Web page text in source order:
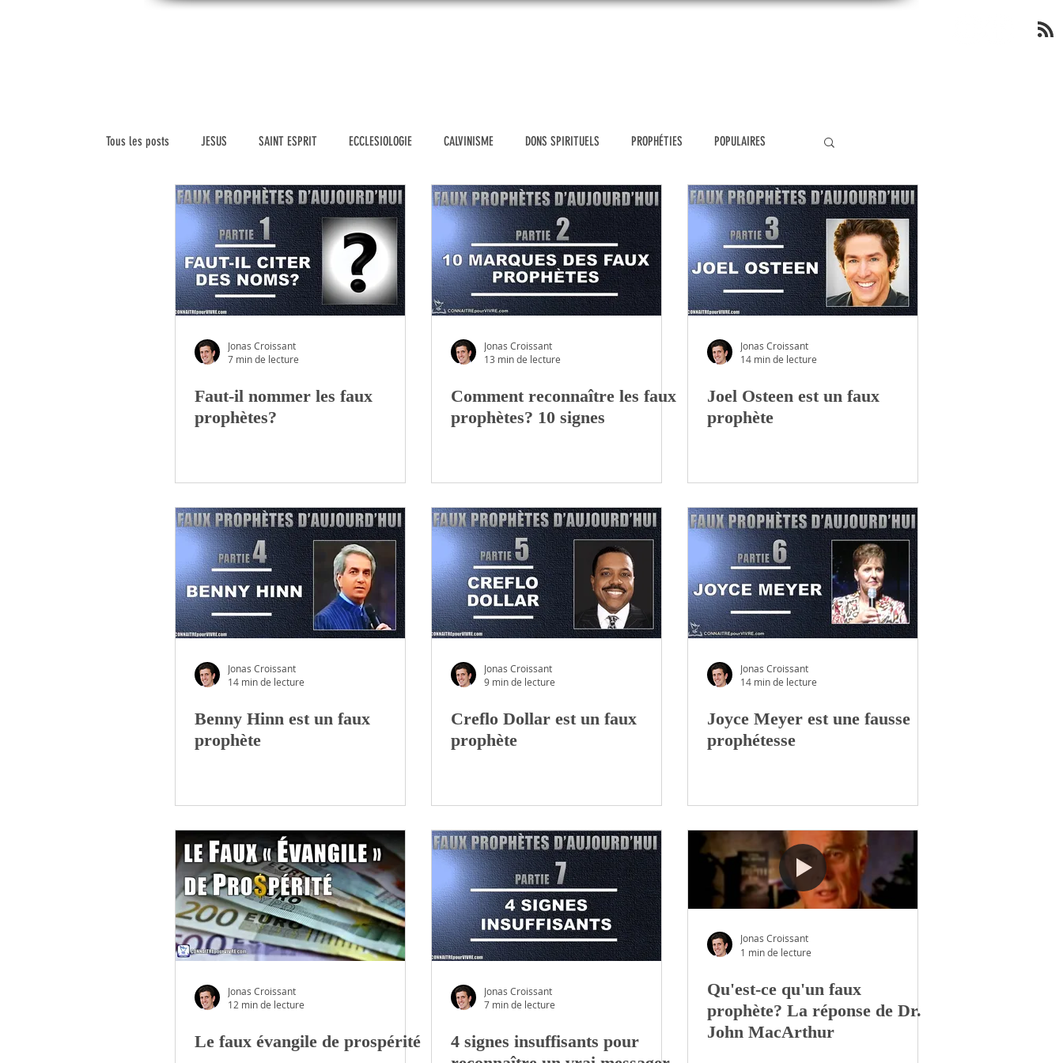
Tous les posts JESUS SAINT ESPRIT ECCLESIOLOGIE CALVINISME DONS SPIRITUELS PROPHÉTIES POPULAIRES
SCIENCE ET FOI VERSETS BIBLIQUES POLITIQUE HOMOSEXUALITE FAUX PROPHÈTES D'AUJOURD'HUI THÉOLOGIE
HISTOIRE DE L'ÉGLISE VIDEOS MARIAGE & FAMILLE ÉTHIQUE CHRÉTIENNE OUTILS D'EVANGELISATION MIRACLES
LES SACREMENTS
Jonas Croissant
7 min de lecture
Faut-il nommer les faux
prophètes?
Jonas Croissant
13 min de lecture
Comment reconnaître les faux
prophètes? 10 signes
Jonas Croissant
14 min de lecture
Joel Osteen est un faux
prophète
Jonas Croissant
14 min de lecture
Benny Hinn est un faux
prophète
Jonas Croissant
9 min de lecture
Creflo Dollar est un faux
prophète
Jonas Croissant
14 min de lecture
Joyce Meyer est une fausse
prophétesse
Jonas Croissant
12 min de lecture
Le faux évangile de prospérité
Jonas Croissant
7 min de lecture
4 signes insuffisants pour
Jonas Croissant
1 min de lecture
Qu'est-ce qu'un faux
prophète? La réponse de Dr.
John MacArthur